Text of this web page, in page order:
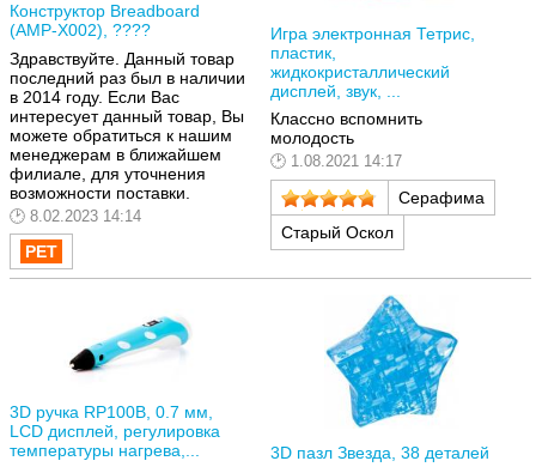
Конструктор Breadboard
(AMP-X002), ????
Здравствуйте. Данный товар
последний раз был в наличии
в 2014 году. Если Вас
интересует данный товар, Вы
можете обратиться к нашим
менеджерам в ближайшем
филиале, для уточнения
возможности поставки.
8.02.2023 14:14
Игра электронная Тетрис,
пластик,
жидкокристаллический
дисплей, звук, ...
Классно вспомнить
молодость
1.08.2021 14:17
Серафима
Старый Оскол
3D ручка RP100B, 0.7 мм,
LCD дисплей, регулировка
температуры нагрева,...
3D пазл Звезда, 38 деталей